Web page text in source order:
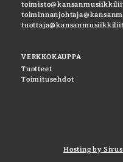
VERKKOKAUPPA
Tuotteet
Toimitusehdot
Hosting by